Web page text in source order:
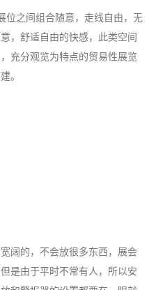
位之间组合随意，走线自由，无
，舒适自由的快感，此类空间
充分观览为特点的贸易性展览
。
阔的，不会放很多东西，展会
是由于平时不常有人，所以安